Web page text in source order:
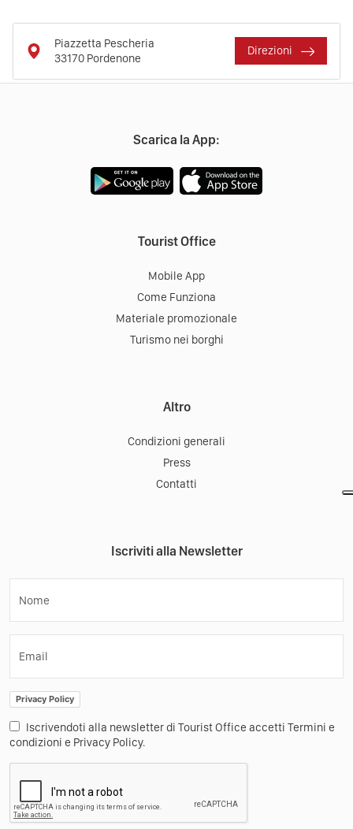
Piazzetta Pescheria
33170 Pordenone
Direzioni
Scarica la App:
Tourist Office
Mobile App
Come Funziona
Materiale promozionale
Turismo nei borghi
Altro
Condizioni generali
Press
Contatti
Iscriviti alla Newsletter
Nome
Email
Privacy Policy
Iscrivendoti alla newsletter di Tourist Office accetti Termini e
condizioni e Privacy Policy.